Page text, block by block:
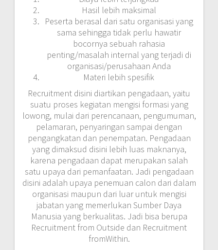
Hasil lebih maksimal
Peserta berasal dari satu organisasi yang
sama sehingga tidak perlu hawatir
bocornya sebuah rahasia
penting/masalah internal yang terjadi di
organisasi/perusahaan Anda
Materi lebih spesifik
Recruitment disini diartikan pengadaan, yaitu
suatu proses kegiatan mengisi formasi yang
lowong, mulai dari perencanaan, pengumuman,
pelamaran, penyaringan sampai dengan
pengangkatan dan penempatan. Pengadaan
yang dimaksud disini lebih luas maknanya,
karena pengadaan dapat merupakan salah
satu upaya dari pemanfaatan. Jadi pengadaan
disini adalah upaya penemuan calon dari dalam
organisasi maupun dari luar untuk mengisi
jabatan yang memerlukan Sumber Daya
Manusia yang berkualitas. Jadi bisa berupa
Recruitment from Outside dan Recruitment
fromWithin.